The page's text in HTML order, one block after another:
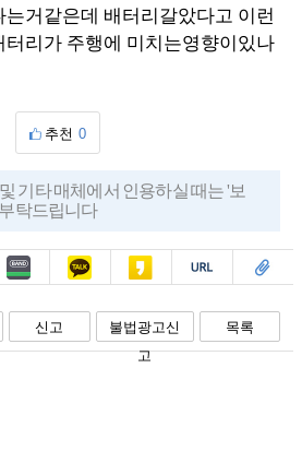
거같은데 배터리갈았다고 이런
리가 주행에 미치는영향이있나
추천 0
기타 매체에서 인용하실 때는 '보
탁드립니다
밴드 카톡 카스 복사 스크랩
신고
불법광고신
고
목록